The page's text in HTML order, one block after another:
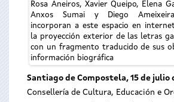
Rosa Aneiros, Xavier Queipo, Elena
Anxos Sumai y Diego
incorporan a este espacio en
la proyección exterior de las letras
con un fragmento traducido de sus
información biográfica
Santiago de Compostela, 15 de julio
Consellería de Cultura, Educación e